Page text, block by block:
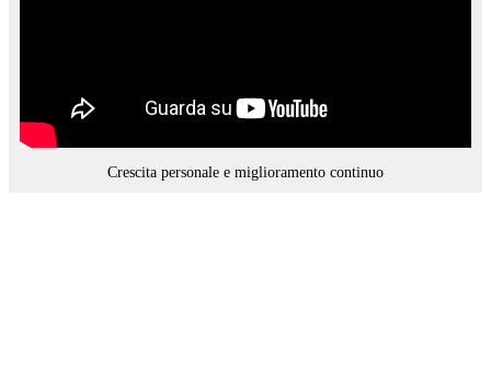
Crescita personale e miglioramento continuo